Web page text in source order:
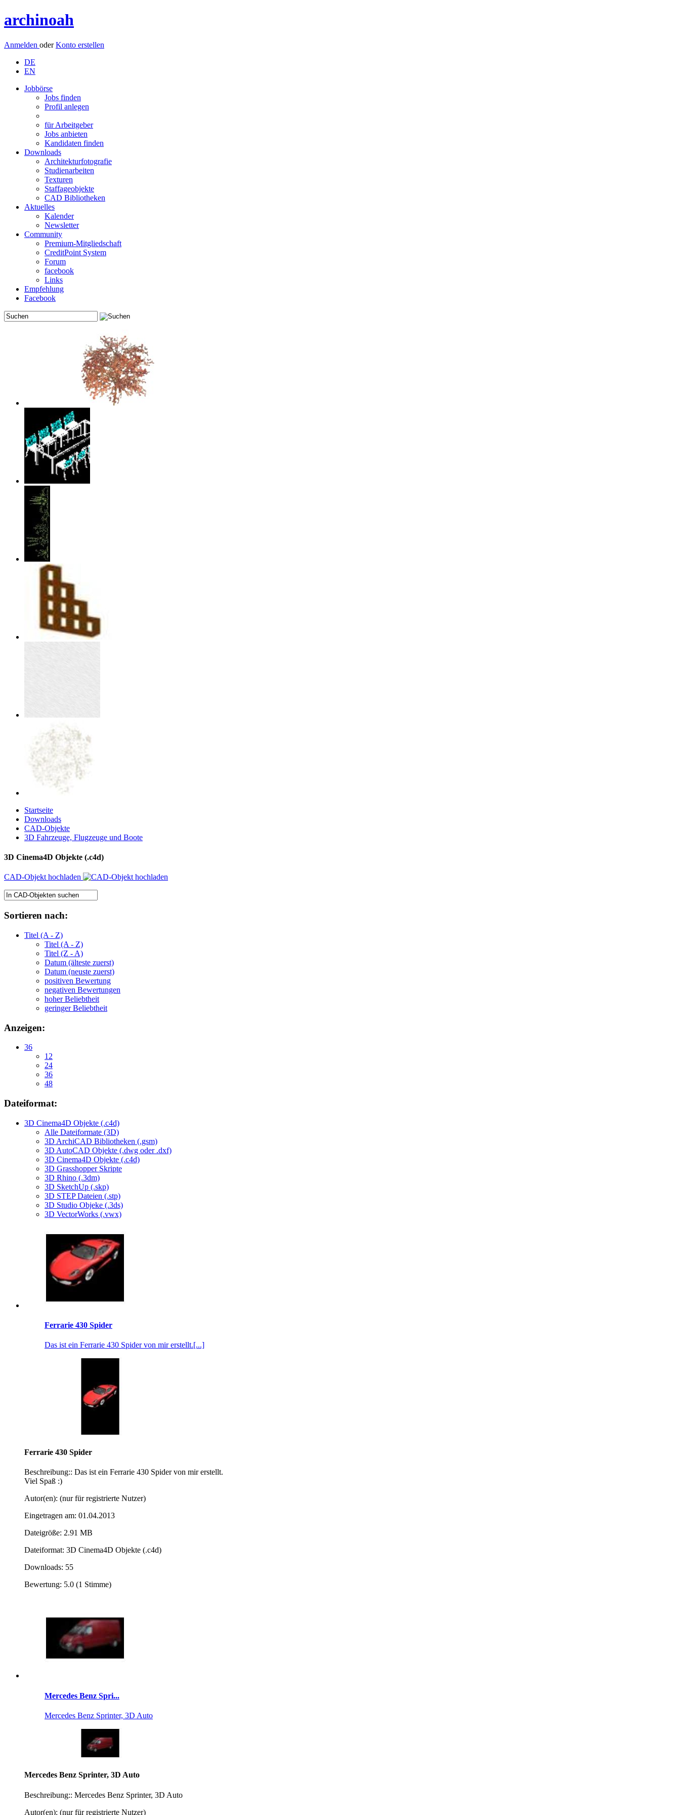
archinoah
Anmelden oderKonto erstellen
DE
EN
Jobbörse
Jobs finden
Profil anlegen
für Arbeitgeber
Jobs anbieten
Kandidaten finden
Downloads
Architekturfotografie
Studienarbeiten
Texturen
Staffageobjekte
CAD Bibliotheken
Aktuelles
Kalender
Newsletter
Community
Premium-Mitgliedschaft
CreditPoint System
Forum
facebook
Links
Empfehlung
Facebook
Startseite
Downloads
CAD-Objekte
3D Fahrzeuge, Flugzeuge und Boote
3D Cinema4D Objekte (.c4d)
CAD-Objekt hochladen
Sortieren nach:
Titel (A - Z)
Titel (A - Z)
Titel (Z - A)
Datum (älteste zuerst)
Datum (neuste zuerst)
positiven Bewertung
negativen Bewertungen
hoher Beliebtheit
geringer Beliebtheit
Anzeigen:
36
12
24
36
48
Dateiformat:
3D Cinema4D Objekte (.c4d)
Alle Dateiformate (3D)
3D ArchiCAD Bibliotheken (.gsm)
3D AutoCAD Objekte (.dwg oder .dxf)
3D Cinema4D Objekte (.c4d)
3D Grasshopper Skripte
3D Rhino (.3dm)
3D SketchUp (.skp)
3D STEP Dateien (.stp)
3D Studio Objeke (.3ds)
3D VectorWorks (.vwx)
Ferrarie 430 Spider
Das ist ein Ferrarie 430 Spider von mir erstellt.[...]
Ferrarie 430 Spider
Beschreibung:: Das ist ein Ferrarie 430 Spider von mir erstellt.
Viel Spaß :)
Autor(en): (nur für registrierte Nutzer)
Eingetragen am: 01.04.2013
Dateigröße: 2.91 MB
Dateiformat: 3D Cinema4D Objekte (.c4d)
Downloads: 55
Bewertung: 5.0 (1 Stimme)
Mercedes Benz Spri...
Mercedes Benz Sprinter, 3D Auto
Mercedes Benz Sprinter, 3D Auto
Beschreibung:: Mercedes Benz Sprinter, 3D Auto
Autor(en): (nur für registrierte Nutzer)